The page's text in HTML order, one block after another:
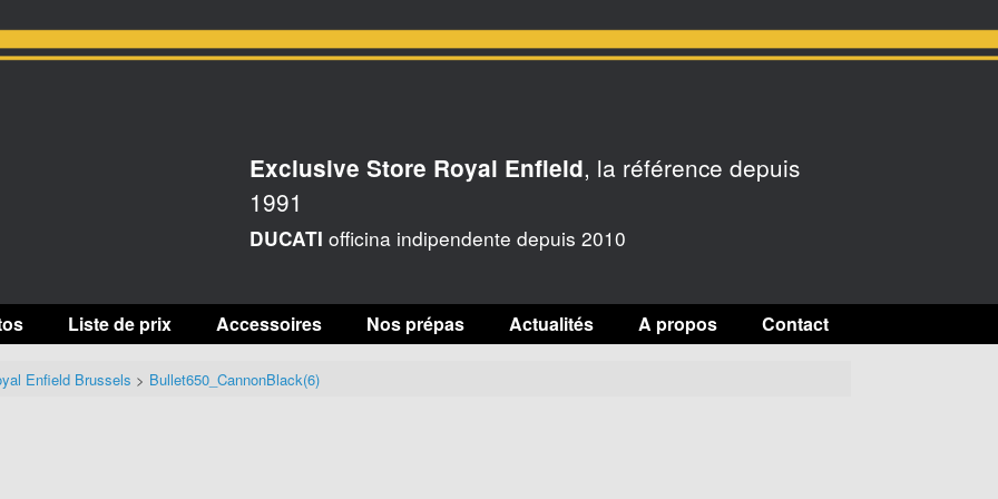
Exclusive Store Royal Enfield, la référence depuis
1991
DUCATI officina indipendente depuis 2010
Liste de prix Accessoires Nos prépas Actualités A propos Contact
Enfield Brussels > Bullet650_CannonBlack(6)